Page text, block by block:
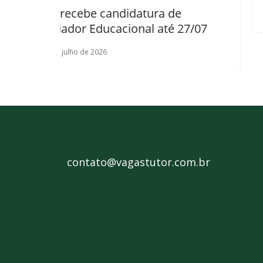
candidatura de
até 27/07
27 de maio de 2026
contato@vagastutor.com.br